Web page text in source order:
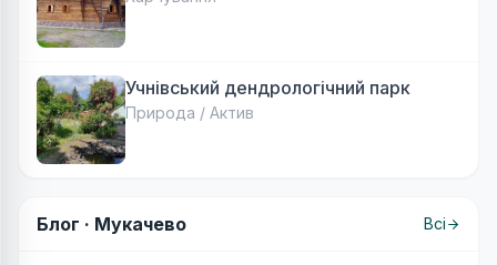
Учнівський дендрологічний парк
Природа / Актив
Блог · Мукачево Всі